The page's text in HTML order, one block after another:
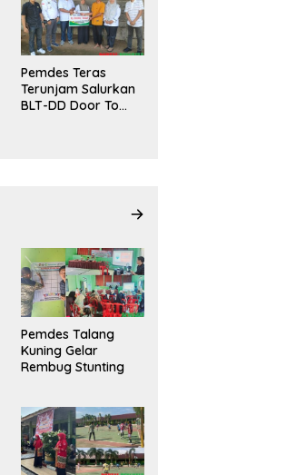
Pemdes Teras
Terunjam Salurkan
BLT-DD Door To
Pemdes Talang
Kuning Gelar
Rembug Stunting